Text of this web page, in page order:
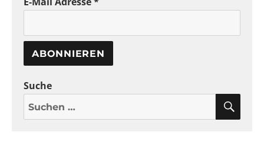
Suche
Suchen
nach: